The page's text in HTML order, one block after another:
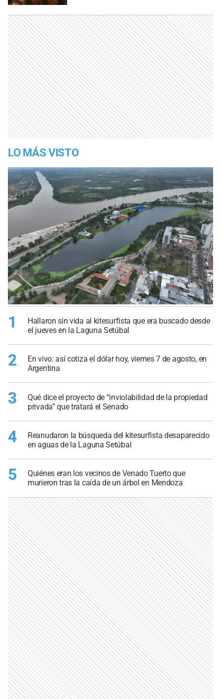
LO MÁS VISTO
1
Hallaron sin vida al kitesurfista que era buscado desde
el jueves en la Laguna Setúbal
2
En vivo: así cotiza el dólar hoy, viernes 7 de agosto, en
Argentina
3
Qué dice el proyecto de “inviolabilidad de la propiedad
privada” que tratará el Senado
4
Reanudaron la búsqueda del kitesurfista desaparecido
en aguas de la Laguna Setúbal
5
Quiénes eran los vecinos de Venado Tuerto que
murieron tras la caída de un árbol en Mendoza